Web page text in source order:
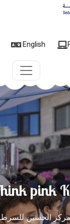
English
Arabic
يوم اللغة العربية